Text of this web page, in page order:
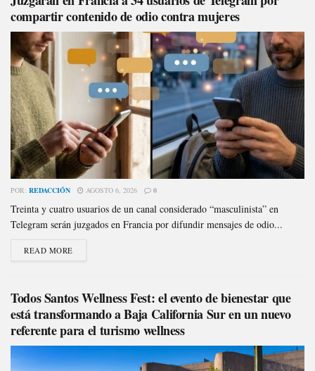
compartir contenido de odio contra mujeres
POR: REDACCIÓN AGOSTO 6, 2026 0
Treinta y cuatro usuarios de un canal considerado “masculinista” en
Telegram serán juzgados en Francia por difundir mensajes de odio...
READ MORE
Todos Santos Wellness Fest: el evento de bienestar que
está transformando a Baja California Sur en un nuevo
referente para el turismo wellness